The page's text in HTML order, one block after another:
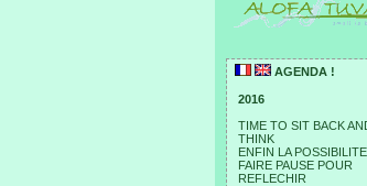
AGENDA !
2016
TIME TO SIT BACK
THINK
ENFIN LA
FAIRE PAUSE POUR
REFLECHIR